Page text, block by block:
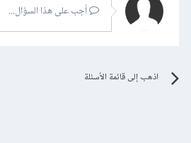
أجب على هذا السؤال...
اذهب إلى قائمة الأسئلة